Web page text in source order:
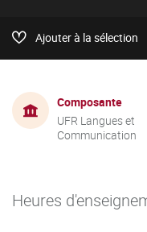
Ajouter à la sélection
Composante
UFR Langues et
Communication
Heures